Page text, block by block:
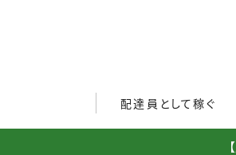
配達員として稼ぐ